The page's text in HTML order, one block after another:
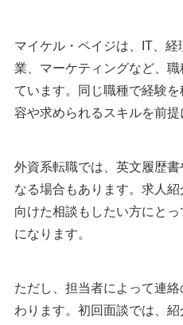
マイケル・ペイジは、IT、
業、マーケティングなど、
ています。同じ職種で経験
容や求められるスキルを前提
外資系転職では、英文履歴
なる場合もあります。求人
向けた相談もしたい方にと
になります。
ただし、担当者によって連
わります。初回面談では、